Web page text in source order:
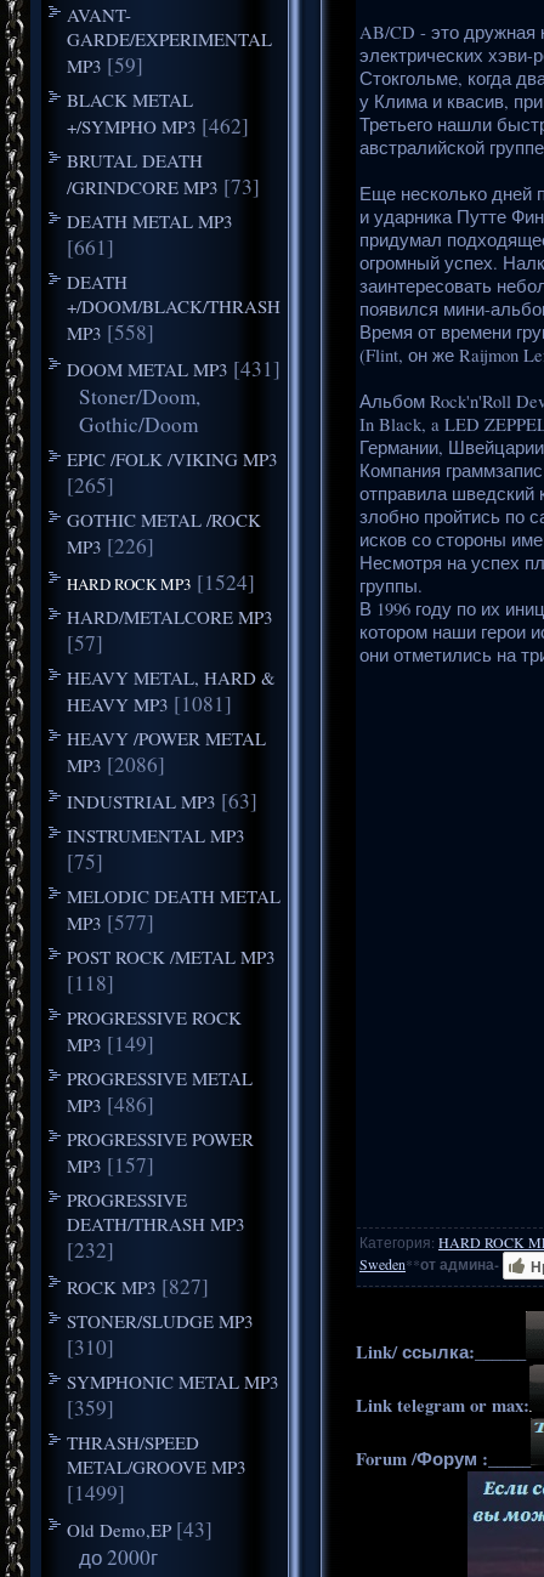
AVANT-
GARDE/EXPERIMENTAL
MP3 [59]
BLACK METAL
+/SYMPHO MP3 [462]
BRUTAL DEATH
/GRINDCORE MP3 [73]
DEATH METAL MP3
[661]
DEATH
+/DOOM/BLACK/THRASH
MP3 [558]
DOOM METAL MP3 [431]
Stoner/Doom,
Gothic/Doom
EPIC /FOLK /VIKING MP3
[265]
GOTHIC METAL /ROCK
MP3 [226]
HARD ROCK MP3 [1524]
HARD/METALCORE MP3
[57]
HEAVY METAL, HARD &
HEAVY MP3 [1081]
HEAVY /POWER METAL
MP3 [2086]
INDUSTRIAL MP3 [63]
INSTRUMENTAL MP3
[75]
MELODIC DEATH METAL
MP3 [577]
POST ROCK /METAL MP3
[118]
PROGRESSIVE ROCK
MP3 [149]
PROGRESSIVE METAL
MP3 [486]
PROGRESSIVE POWER
MP3 [157]
PROGRESSIVE
DEATH/THRASH MP3
[232]
ROCK MP3 [827]
STONER/SLUDGE MP3
[310]
SYMPHONIC METAL MP3
[359]
THRASH/SPEED
METAL/GROOVE MP3
[1499]
Old Demo,EP [43]
до 2000г
AB/CD - это дружная
электрических хэви-
Стокгольме, когда
у Клима и квасив,
Третьего нашли
австралийской
Еще несколько дней
и ударника Путте
придумал
огромный успех.
заинтересовать
появился мини-
Время от времени
(Flint, он же Raijmon
Альбом Rock'n'Roll
In Black, a LED
Германии,
Компания
отправила шведский
злобно пройтись по
исков со стороны
Несмотря на успех
группы.
В 1996 году по их
котором наши герои
они отметились на
Категория: HARD ROCK
Sweden**от админа-
Link/ ссылка:______
Link telegram or max:
Forum /Форум :_____